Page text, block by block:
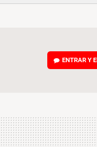
FACEBOOKTWITTERFLIPBOARD
E-
ENTRAR Y